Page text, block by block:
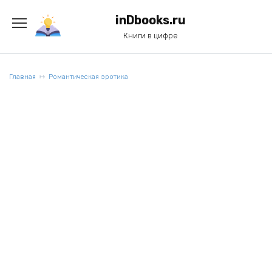
содержанию
inDbooks.ru
Книги в цифре
Главная Романтическая эротика